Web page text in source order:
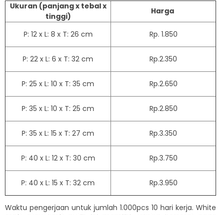
Ukuran (panjang x tebal x
tinggi)
Harga
P: 12 x L: 8 x T: 26 cm Rp. 1.850
P: 22 x L: 6 x T: 32 cm Rp.2.350
P: 25 x L: 10 x T: 35 cm Rp.2.650
P: 35 x L: 10 x T: 25 cm Rp.2.850
P: 35 x L: 15 x T: 27 cm Rp.3.350
P: 40 x L: 12 x T: 30 cm Rp.3.750
P: 40 x L: 15 x T: 32 cm Rp.3.950
Waktu pengerjaan untuk jumlah 1.000pcs 10 hari kerja. White